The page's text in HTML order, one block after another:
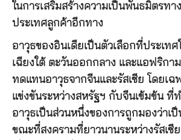
ในการเสริมสร้างความเป็นพันธมิตรท
ประเทศลูกค้าอีกทาง
อาวุธของอินเดียเป็นตัวเลือกที่ประเทศ
เฉียงใต้ ตะวันออกกลาง และแอฟริกา
ทดแทนอาวุธจากจีนและรัสเซีย โดยเฉ
แข่งขันระหว่างสหรัฐฯ กับจีนเข้มข้น ที่ท
อาวุธเป็นส่วนหนึ่งของการถูกมองว่าเป็
ขณะที่สงครามที่ยาวนานระหว่างรัสเซี